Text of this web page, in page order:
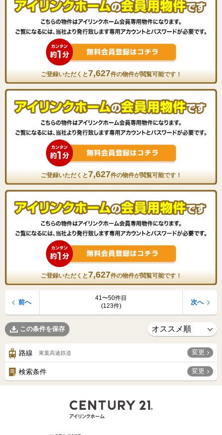
ご登録いただくと7,627件の物件が閲覧可能です！
ご登録いただくと7,627件の物件が閲覧可能です！
ご登録いただくと7,627件の物件が閲覧可能です！
41〜50件目
(123件)
前へ 次へ
この条件を保存
路線 東葉高速鉄道 変更
検索条件 変更